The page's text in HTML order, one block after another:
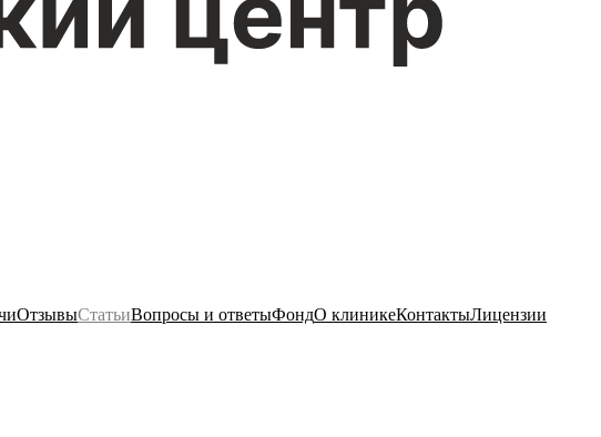
ОтзывыСтатьиВопросы и ответыФондО клиникеКонтактыЛицензии